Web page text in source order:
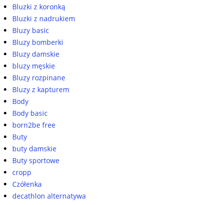
Bluzki z koronką
Bluzki z nadrukiem
Bluzy basic
Bluzy bomberki
Bluzy damskie
bluzy męskie
Bluzy rozpinane
Bluzy z kapturem
Body
Body basic
born2be free
Buty
buty damskie
Buty sportowe
cropp
Czółenka
decathlon alternatywa